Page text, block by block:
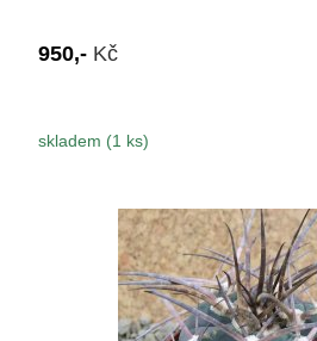
950,- Kč
skladem (1 ks)